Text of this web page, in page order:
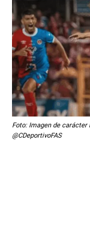
Foto: Imagen de
@CDeportivoFAS